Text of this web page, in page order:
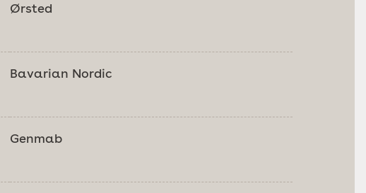
Ørsted
Bavarian Nordic
Genmab